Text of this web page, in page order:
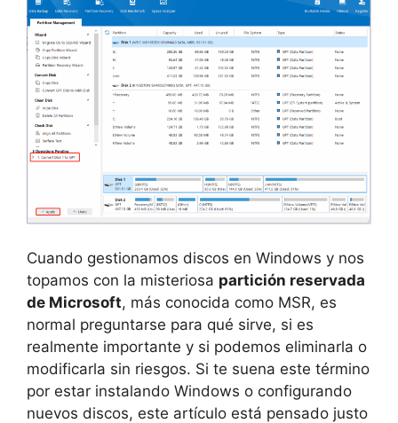
Cuando gestionamos discos en Windows y nos
topamos con la misteriosa partición reservada
de Microsoft, más conocida como MSR, es
normal preguntarse para qué sirve, si es
realmente importante y si podemos eliminarla o
modificarla sin riesgos. Si te suena este término
por estar instalando Windows o configurando
nuevos discos, este artículo está pensado justo